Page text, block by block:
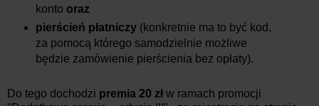
konto oraz
pierścień płatniczy(konkretnie ma to być kod,
za pomocą którego samodzielnie możliwe
będzie zamówienie pierścienia bez opłaty).
Do tego dochodzi premia 20 zł w ramach promocji